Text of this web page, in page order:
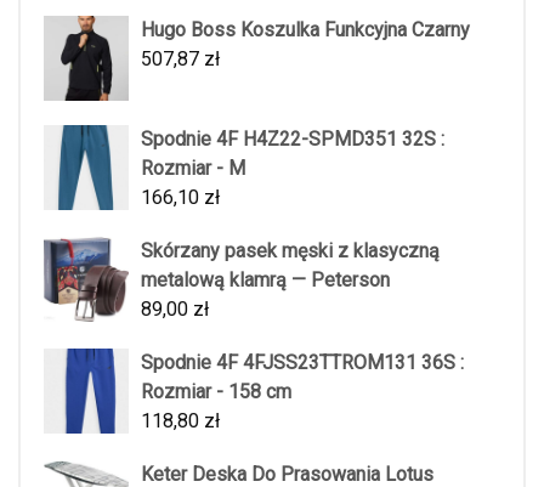
Hugo Boss Koszulka Funkcyjna Czarny
507,87 zł
Spodnie 4F H4Z22-SPMD351 32S :
Rozmiar - M
166,10 zł
Skórzany pasek męski z klasyczną
metalową klamrą — Peterson
89,00 zł
Spodnie 4F 4FJSS23TTROM131 36S :
Rozmiar - 158 cm
118,80 zł
Keter Deska Do Prasowania Lotus